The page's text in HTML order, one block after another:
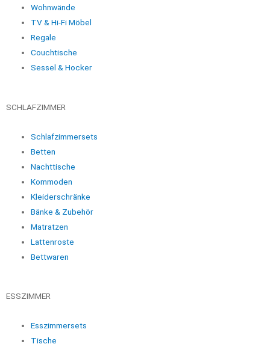
Wohnwände
TV & Hi-Fi Möbel
Regale
Couchtische
Sessel & Hocker
SCHLAFZIMMER
Schlafzimmersets
Betten
Nachttische
Kommoden
Kleiderschränke
Bänke & Zubehör
Matratzen
Lattenroste
Bettwaren
ESSZIMMER
Esszimmersets
Tische